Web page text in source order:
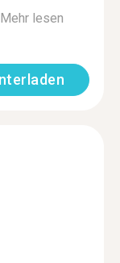
Mehr lesen